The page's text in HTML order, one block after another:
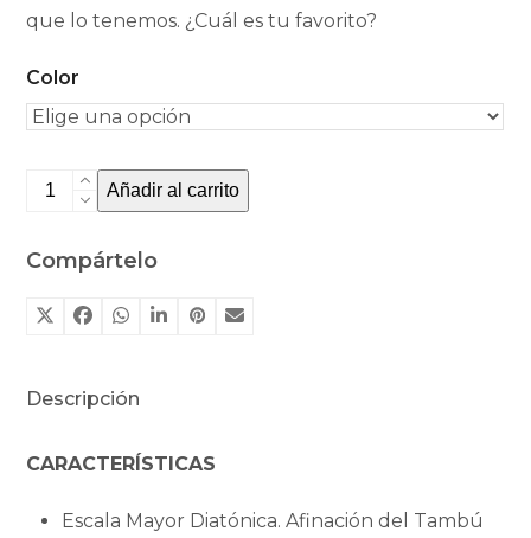
que lo tenemos. ¿Cuál es tu favorito?
Color
Tambú
cantidad
Añadir al carrito
Compártelo
Descripción
CARACTERÍSTICAS
Escala Mayor Diatónica. Afinación del Tambú